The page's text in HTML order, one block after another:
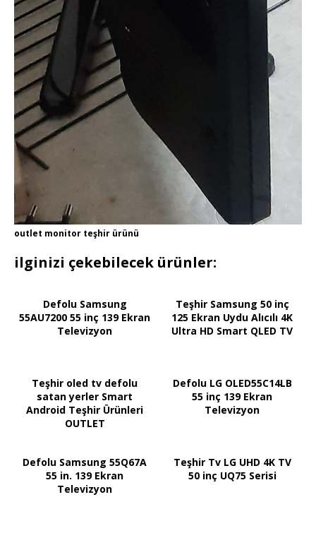
outlet monitor teşhir ürünü
ilginizi çekebilecek ürünler:
Defolu Samsung
55AU7200 55 inç 139 Ekran
Televizyon
Teşhir Samsung 50 inç
125 Ekran Uydu Alıcılı 4K
Ultra HD Smart QLED TV
Teşhir oled tv defolu
satan yerler Smart
Android Teşhir Ürünleri
OUTLET
Defolu LG OLED55C14LB
55 inç 139 Ekran
Televizyon
Defolu Samsung 55Q67A
55 in. 139 Ekran
Televizyon
Teşhir Tv LG UHD 4K TV
50 inç UQ75 Serisi